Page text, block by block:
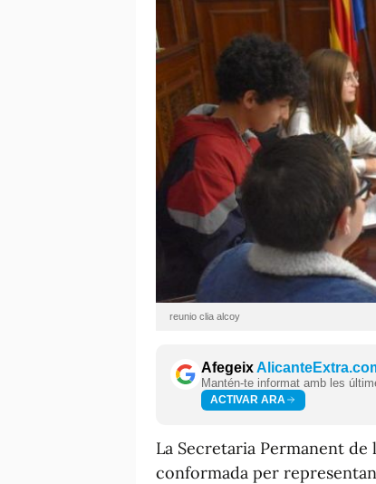
reunio clia alcoy
Afegeix
Mantén-te informat amb les
ACTIVAR ARA
La Secretaria Permanent
conformada per